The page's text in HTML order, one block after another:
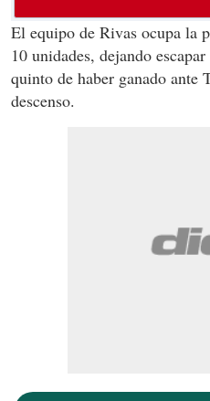
El equipo de Rivas ocupa la
10 unidades, dejando
quinto de haber ganado ante
descenso.